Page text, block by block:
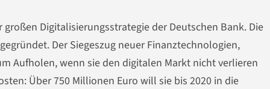
Digitalisierungsstrategie der Deutschen Bank. Die
Der Siegeszug neuer Finanztechnologien,
Aufholen, wenn sie den digitalen Markt nicht verlieren
Über 750 Millionen Euro will sie bis 2020 in die